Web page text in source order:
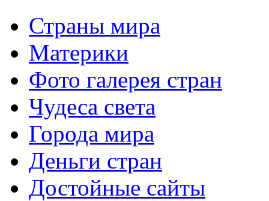
Страны мира
Материки
Фото галерея стран
Чудеса света
Города мира
Деньги стран
Достойные сайты